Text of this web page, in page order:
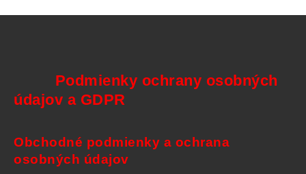
Podmienky ochrany osobných
údajov a GDPR
Obchodné podmienky a ochrana
osobných údajov